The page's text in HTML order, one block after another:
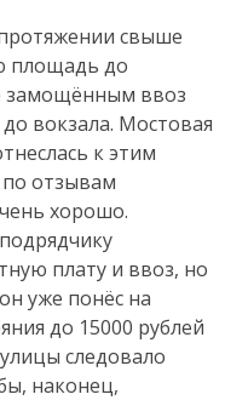
свыше
площадь до
замощённым ввоз
вокзала. Мостовая
к этим
отзывам
хорошо.
плату и ввоз, но
уже понёс на
до 15000 рублей
следовало
наконец,